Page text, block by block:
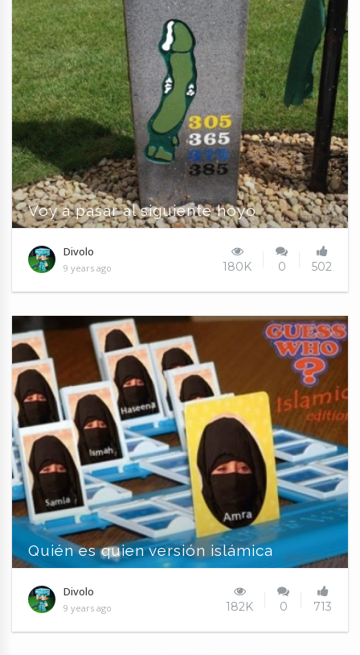
Voy a pasar al siguiente hoyo
Divolo
9 years ago 180K 0 502
Quién es quien versión islámica
Divolo
9 years ago 182K 0 713